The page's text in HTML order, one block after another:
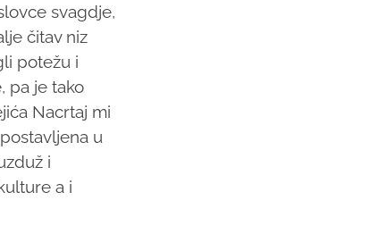
svagdje,
čitav niz
potežu i
pa je tako
Nacrtaj mi
u
i
a i